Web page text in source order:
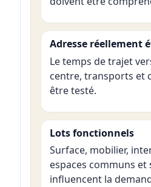
Adresse réellement
Le temps de trajet
centre, transports et
être testé.
Lots fonctionnels
Surface, mobilier,
espaces communs et
influencent la